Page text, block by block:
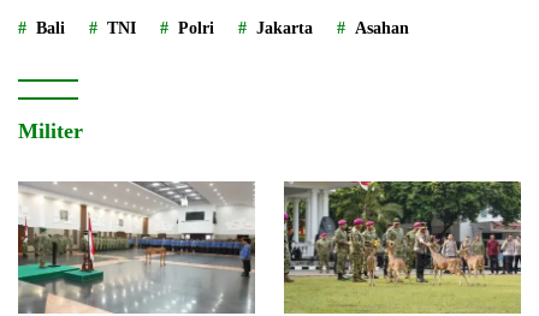
Bali TNI Polri Jakarta Asahan
Militer